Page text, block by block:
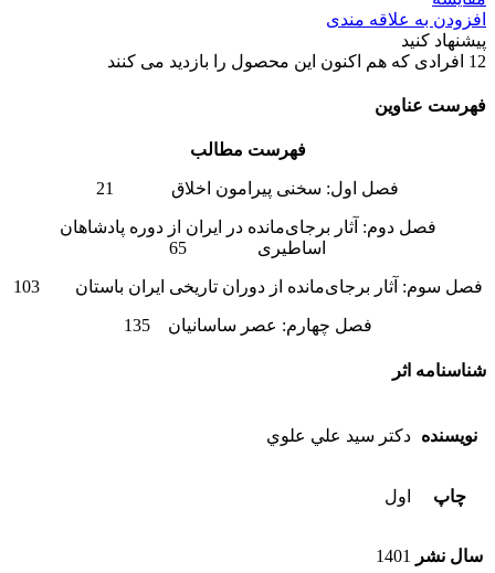
افزودن به علاقه مندی
پیشنهاد کنید
12 افرادی که هم اکنون این محصول را بازدید می کنند
فهرست عناوین
فهرست مطالب
فصل اول: سخنی پیرامون اخلاق 21
فصل دوم: آثار برجای‌مانده در ایران از دوره پادشاهان
اساطیری 65
فصل سوم: آثار برجای‌مانده از دوران تاریخی ایران باستان 103
فصل چهارم: عصر ساسانیان 135
شناسنامه اثر
نویسنده دكتر سيد علي علوي
چاپ اول
سال نشر 1401